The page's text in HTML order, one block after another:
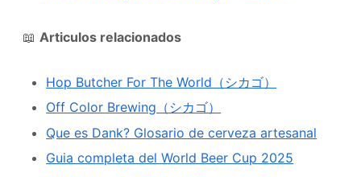
📖 Articulos relacionados
Hop Butcher For The World（シカゴ）
Off Color Brewing（シカゴ）
Que es Dank? Glosario de cerveza artesanal
Guia completa del World Beer Cup 2025